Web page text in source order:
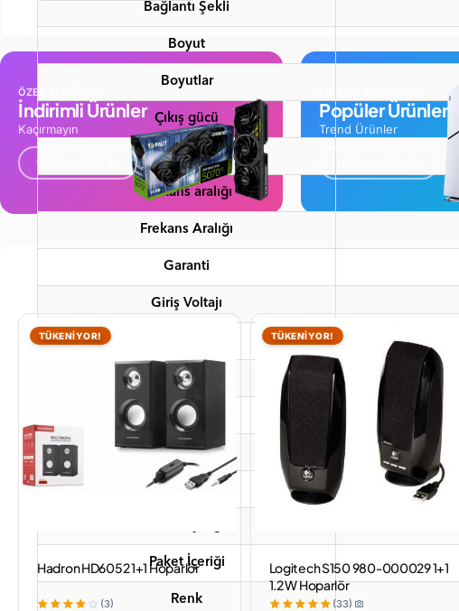
Bağlantı Şekli
Boyut
Boyutlar
Çıkış gücü
Çıkış Gücü
Frekans aralığı
Frekans Aralığı
Garanti
Giriş Voltajı
Malzeme
Marka
Model
Paket İçeriği
Paket İçeriği
Renk
ÖZEL TEKLİFLER
İndirimli Ürünler
Kaçırmayın
Ürünlere Göz At
Popüler Ürünler
Trend Ürünler
TÜKENİYOR!
Hadron HD6052 1+1 Hoparlör
(3)
TÜKENİYOR!
Logitech S150 980-000029 1+1
1.2 W Hoparlör
(33)